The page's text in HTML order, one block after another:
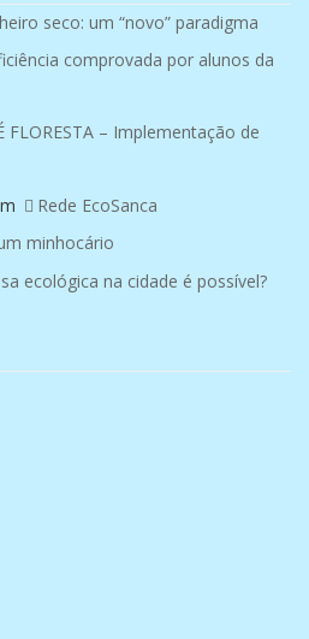
seco: um “novo” paradigma
comprovada por alunos da
FLORESTA – Implementação de
Rede EcoSanca
minhocário
ecológica na cidade é possível?